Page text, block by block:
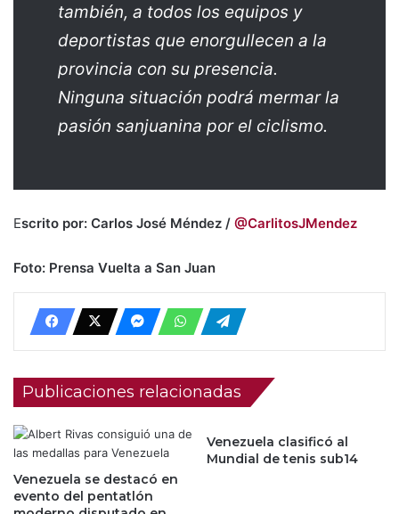
también, a todos los equipos y
deportistas que enorgullecen a la
provincia con su presencia.
Ninguna situación podrá mermar la
pasión sanjuanina por el ciclismo.
Escrito por: Carlos José Méndez / @CarlitosJMendez
Foto: Prensa Vuelta a San Juan
Publicaciones relacionadas
Venezuela se destacó en
evento del pentatlón
Venezuela clasificó al
Mundial de tenis sub14